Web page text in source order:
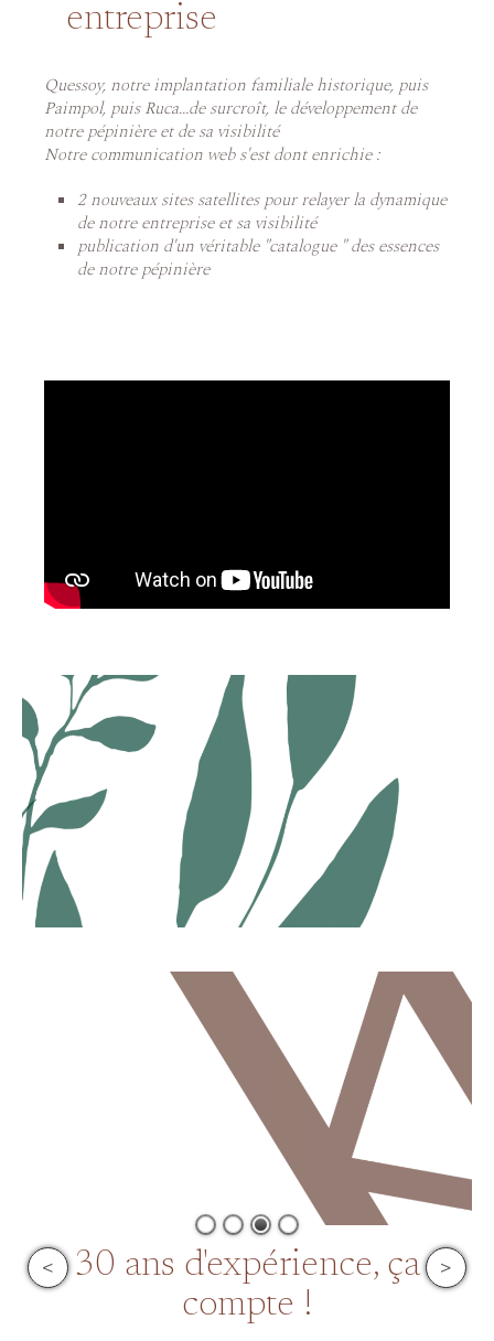
entreprise
Quessoy, notre implantation familiale historique, puis
Paimpol, puis Ruca...de surcroît, le développement de
notre pépinière et de sa visibilité
Notre communication web s'est dont enrichie :
2 nouveaux sites satellites pour relayer la dynamique
de notre entreprise et sa visibilité
publication d'un véritable "catalogue " des essences
de notre pépinière
< >
30 ans d'expérience, ça
compte !